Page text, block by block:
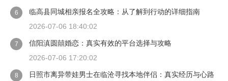
6
临高县同城相亲报名全攻略：从了解到行动的详细指南
2026-07-06 18:40:02
7
信阳滇圆囍婚恋：真实有效的平台选择与攻略
2026-07-06 17:20:02
8 日照市离异带娃男士在临沧寻找本地伴侣：真实经历与心路